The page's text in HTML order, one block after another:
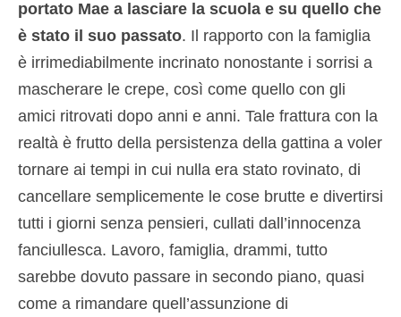
portato Mae a lasciare la scuola e su quello che
è stato il suo passato. Il rapporto con la famiglia
è irrimediabilmente incrinato nonostante i sorrisi a
mascherare le crepe, così come quello con gli
amici ritrovati dopo anni e anni. Tale frattura con la
realtà è frutto della persistenza della gattina a voler
tornare ai tempi in cui nulla era stato rovinato, di
cancellare semplicemente le cose brutte e divertirsi
tutti i giorni senza pensieri, cullati dall’innocenza
fanciullesca. Lavoro, famiglia, drammi, tutto
sarebbe dovuto passare in secondo piano, quasi
come a rimandare quell’assunzione di